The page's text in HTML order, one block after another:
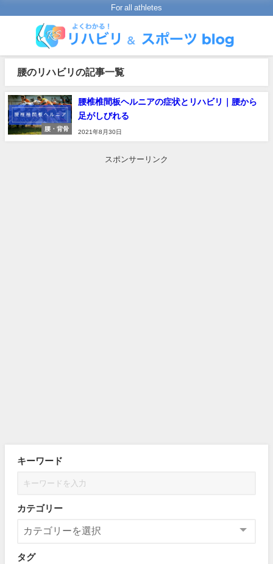
For all athletes
腰のリハビリの記事一覧
腰・背骨
腰椎椎間板ヘルニアの症状とリハビリ｜腰から
足がしびれる
2021年8月30日
スポンサーリンク
キーワード
カテゴリー
タグ